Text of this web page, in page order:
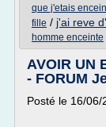
que j'etais
fille / j'ai reve
homme enceinte
AVOIR UN
- FORUM
Posté le 16/